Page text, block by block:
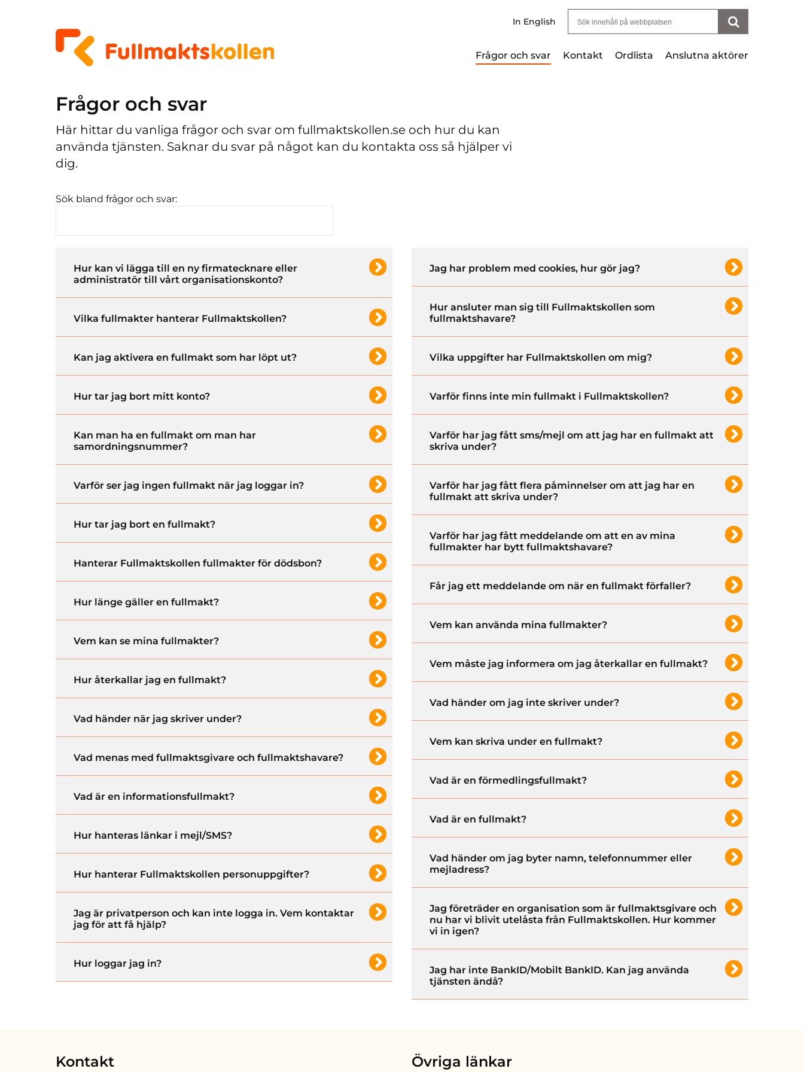
In English
Sök efter:
Frågor och svar Kontakt Ordlista Anslutna aktörer
Frågor och svar
Här hittar du vanliga frågor och svar om fullmaktskollen.se och hur du kan
använda tjänsten. Saknar du svar på något kan du kontakta oss så hjälper vi
dig.
Sök bland frågor och svar:
Hur kan vi lägga till en ny firmatecknare eller
administratör till vårt organisationskonto?
Vilka fullmakter hanterar Fullmaktskollen?
Kan jag aktivera en fullmakt som har löpt ut?
Hur tar jag bort mitt konto?
Kan man ha en fullmakt om man har
samordningsnummer?
Varför ser jag ingen fullmakt när jag loggar in?
Hur tar jag bort en fullmakt?
Hanterar Fullmaktskollen fullmakter för dödsbon?
Hur länge gäller en fullmakt?
Vem kan se mina fullmakter?
Hur återkallar jag en fullmakt?
Vad händer när jag skriver under?
Vad menas med fullmaktsgivare och fullmaktshavare?
Vad är en informationsfullmakt?
Hur hanteras länkar i mejl/SMS?
Hur hanterar Fullmaktskollen personuppgifter?
Jag är privatperson och kan inte logga in. Vem kontaktar
jag för att få hjälp?
Hur loggar jag in?
Jag har problem med cookies, hur gör jag?
Hur ansluter man sig till Fullmaktskollen som
fullmaktshavare?
Vilka uppgifter har Fullmaktskollen om mig?
Varför finns inte min fullmakt i Fullmaktskollen?
Varför har jag fått sms/mejl om att jag har en fullmakt att
skriva under?
Varför har jag fått flera påminnelser om att jag har en
fullmakt att skriva under?
Varför har jag fått meddelande om att en av mina
fullmakter har bytt fullmaktshavare?
Får jag ett meddelande om när en fullmakt förfaller?
Vem kan använda mina fullmakter?
Vem måste jag informera om jag återkallar en fullmakt?
Vad händer om jag inte skriver under?
Vem kan skriva under en fullmakt?
Vad är en förmedlingsfullmakt?
Vad är en fullmakt?
Vad händer om jag byter namn, telefonnummer eller
mejladress?
Jag företräder en organisation som är fullmaktsgivare och
nu har vi blivit utelåsta från Fullmaktskollen. Hur kommer
vi in igen?
Jag har inte BankID/Mobilt BankID. Kan jag använda
tjänsten ändå?
Kontakt Övriga länkar